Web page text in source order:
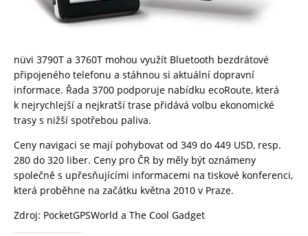
nüvi 3790T a 3760T mohou využít Bluetooth bezdrátové
připojeného telefonu a stáhnou si aktuální dopravní
informace. Řada 3700 podporuje nabídku ecoRoute, která
k nejrychlejší a nejkratší trase přidává volbu ekonomické
trasy s nižší spotřebou paliva.
Ceny navigaci se mají pohybovat od 349 do 449 USD, resp.
280 do 320 liber. Ceny pro ČR by měly být oznámeny
společně s upřesňujícími informacemi na tiskové konferenci,
která proběhne na začátku května 2010 v Praze.
Zdroj: PocketGPSWorld a The Cool Gadget